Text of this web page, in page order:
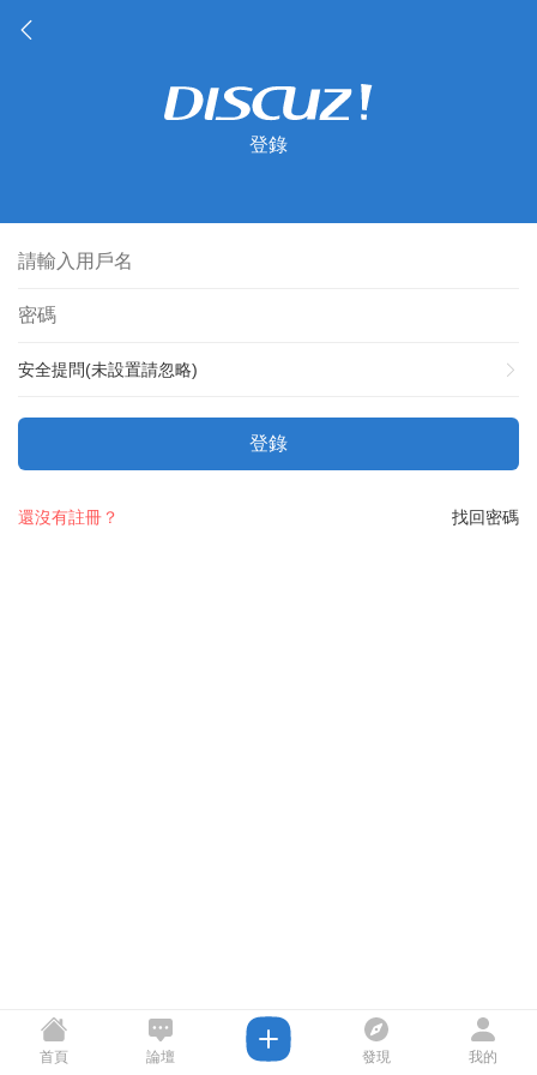
登錄
安全提問(未設置請忽略)
登錄
找回密碼
還沒有註冊？
首頁 論壇 發現 我的